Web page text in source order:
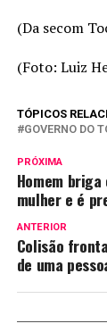
(Da secom
(Foto: Luiz
TÓPICOS
GOVERNO DO
PRÓXIMA
Homem
mulher e é
ANTERIOR
Colisão
de uma